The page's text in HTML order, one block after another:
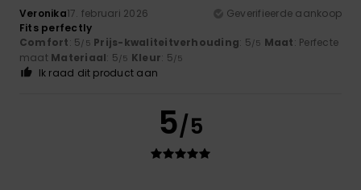
Veronika17. februari 2026
Geverifieerde aankoop
Fits perfectly
Comfort: 5/5 Prijs-kwaliteitverhouding: 5/5 Maat: Perfecte
maat Materiaal: 5/5 Kleur: 5/5
Ik raad dit product aan
5/5